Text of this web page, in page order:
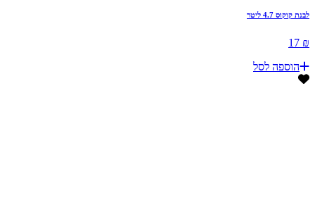
לבנת קוקוס 4.7 ליטר
₪ 17
הוספה לסל